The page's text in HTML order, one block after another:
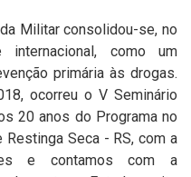
Militar consolidou-se, no
internacional, como um
primária às drogas.
ocorreu o V Seminário
20 anos do Programa no
Restinga Seca - RS, com a
e contamos com a